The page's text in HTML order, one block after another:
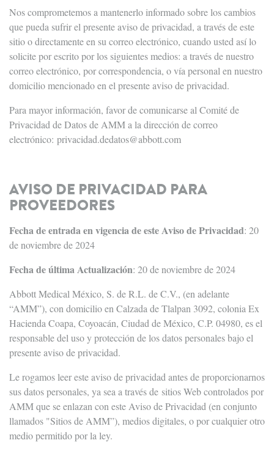
Nos comprometemos a mantenerlo informado sobre los cambios
que pueda sufrir el presente aviso de privacidad, a través de este
sitio o directamente en su correo electrónico, cuando usted así lo
solicite por escrito por los siguientes medios: a través de nuestro
correo electrónico, por correspondencia, o vía personal en nuestro
domicilio mencionado en el presente aviso de privacidad.
Para mayor información, favor de comunicarse al Comité de
Privacidad de Datos de AMM a la dirección de correo
electrónico: privacidad.dedatos@abbott.com
AVISO DE PRIVACIDAD PARA
PROVEEDORES
Fecha de entrada en vigencia de este Aviso de Privacidad: 20
de noviembre de 2024
Fecha de última Actualización: 20 de noviembre de 2024
Abbott Medical México, S. de R.L. de C.V., (en adelante
“AMM”), con domicilio en Calzada de Tlalpan 3092, colonia Ex
Hacienda Coapa, Coyoacán, Ciudad de México, C.P. 04980, es el
responsable del uso y protección de los datos personales bajo el
presente aviso de privacidad.
Le rogamos leer este aviso de privacidad antes de proporcionarnos
sus datos personales, ya sea a través de sitios Web controlados por
AMM que se enlazan con este Aviso de Privacidad (en conjunto
llamados "Sitios de AMM”), medios digitales, o por cualquier otro
medio permitido por la ley.